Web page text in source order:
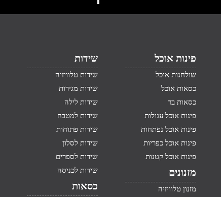
פינות אוכל
שולחנות אוכל
כסאות אוכל
כסאות בר
פינות אוכל עגולות
פינות אוכל נפתחות
פינות אוכל כפריות
פינות אוכל קטנות
מזנונים
מזנון טלוויזיה
שידות
שידות טלוויזיה
שידות מגירות
שידות לילה
שידות למטבח
שידות פתוחות
שידות לסלון
שידות לספרים
שידות לכניסה
כסאות